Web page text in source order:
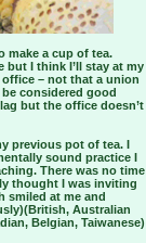
make a cup of tea.
but I think I’ll stay at my
– not that a union
considered good
but the office doesn’t
previous pot of tea. I
sound practice I
There was no time
thought I was inviting
smiled at me and
Australian
Belgian, Taiwanese)